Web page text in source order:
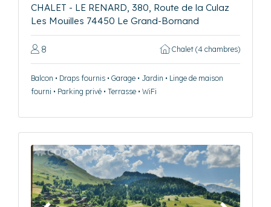
CHALET - LE RENARD, 380, Route de la Culaz
Les Mouilles 74450 Le Grand-Bornand
8 Chalet (4 chambres)
Balcon • Draps fournis • Garage • Jardin • Linge de maison
fourni • Parking privé • Terrasse • WiFi